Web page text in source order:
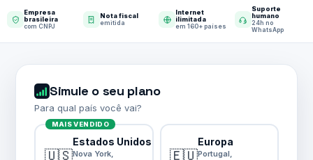
Empresa
brasileira
com CNPJ
Nota fiscal
emitida
Internet
ilimitada
em 160+ países
Suporte
humano
24h no
WhatsApp
Simule o seu plano
Para qual país você vai?
MAIS VENDIDO
🇺🇸
Estados Unidos
Nova York,
🇪🇺
Europa
Portugal,